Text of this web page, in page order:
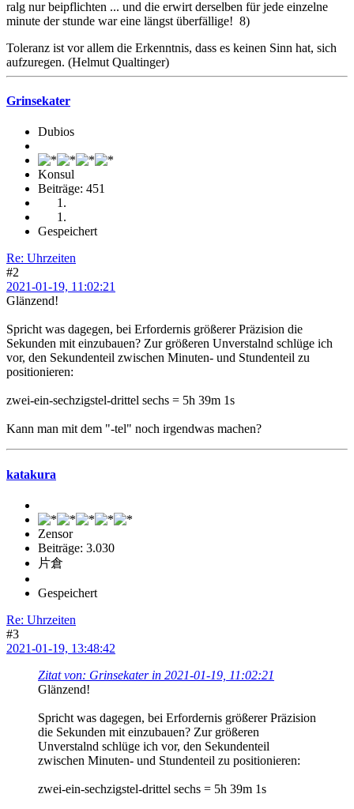
ralg nur beipflichten ... und die erwirt derselben für jede einzelne
minute der stunde war eine längst überfällige! 8)
Toleranz ist vor allem die Erkenntnis, dass es keinen Sinn hat, sich
aufzuregen. (Helmut Qualtinger)
Grinsekater
Dubios
Konsul
Beiträge: 451
Gespeichert
Re: Uhrzeiten
#2
2021-01-19, 11:02:21
Glänzend!
Spricht was dagegen, bei Erfordernis größerer Präzision die
Sekunden mit einzubauen? Zur größeren Unverstalnd schlüge ich
vor, den Sekundenteil zwischen Minuten- und Stundenteil zu
positionieren:
zwei-ein-sechzigstel-drittel sechs = 5h 39m 1s
Kann man mit dem "-tel" noch irgendwas machen?
katakura
Zensor
Beiträge: 3.030
片倉
Gespeichert
Re: Uhrzeiten
#3
2021-01-19, 13:48:42
Zitat von: Grinsekater in 2021-01-19, 11:02:21
Glänzend!
Spricht was dagegen, bei Erfordernis größerer Präzision
die Sekunden mit einzubauen? Zur größeren
Unverstalnd schlüge ich vor, den Sekundenteil
zwischen Minuten- und Stundenteil zu positionieren:
zwei-ein-sechzigstel-drittel sechs = 5h 39m 1s